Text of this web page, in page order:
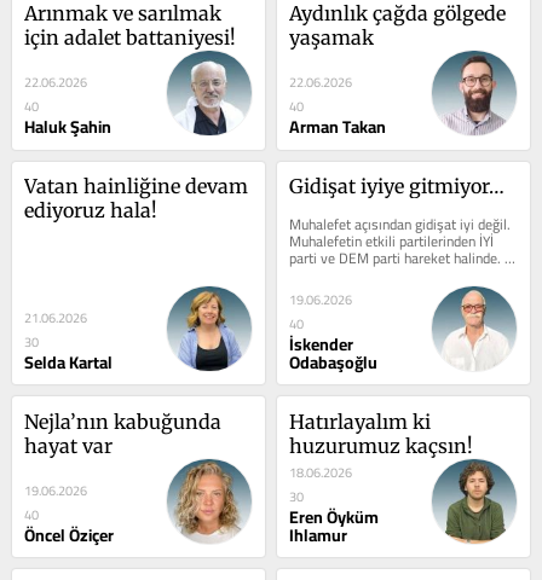
Arınmak ve sarılmak
için adalet battaniyesi!
22.06.2026
40
Haluk Şahin
Aydınlık çağda gölgede
yaşamak
22.06.2026
40
Arman Takan
Vatan hainliğine devam
ediyoruz hala!
21.06.2026
30
Selda Kartal
Gidişat iyiye gitmiyor…
Muhalefet açısından gidişat iyi değil.
Muhalefetin etkili partilerinden İYİ
parti ve DEM parti hareket halinde.
CHP’nin Ekrem...
19.06.2026
40
İskender
Odabaşoğlu
Nejla’nın kabuğunda
hayat var
19.06.2026
40
Öncel Öziçer
Hatırlayalım ki
huzurumuz kaçsın!
18.06.2026
30
Eren Öyküm
Ihlamur